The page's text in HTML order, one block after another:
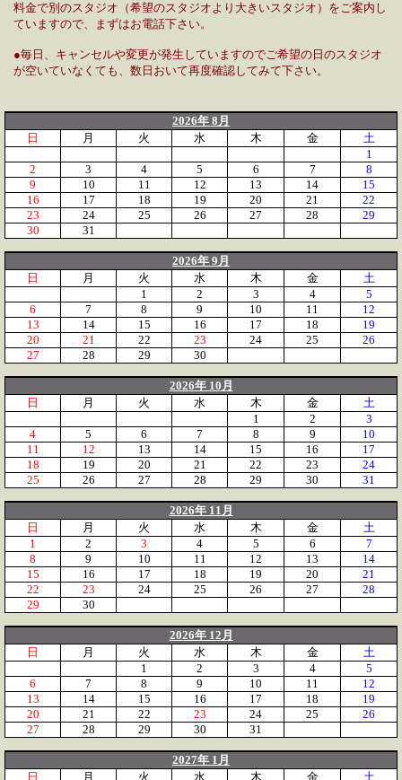
料金で別のスタジオ（希望のスタジオより大きいスタジオ）をご案内し
ていますので、まずはお電話下さい。
●毎日、キャンセルや変更が発生していますのでご希望の日のスタジオ
が空いていなくても、数日おいて再度確認してみて下さい。
2026年 8月
日
月 火 水 木 金
土
1
2
3 4 5 6 7
8
9
10 11 12 13 14
15
16
17 18 19 20 21
22
23
24 25 26 27 28
29
30
31
2026年 9月
日
月 火 水 木 金
土
1
2 3 4
5
6
7 8 9 10 11
12
13
14 15 16 17 18
19
20
21 22 23 24 25
26
27
28 29 30
2026年 10月
日
月 火 水 木 金
土
1
2
3
4
5 6 7 8 9
10
11
12 13 14 15 16
17
18
19 20 21 22 23
24
25
26 27 28 29 30 31
2026年 11月
日
月 火 水 木 金
土
1
2 3 4 5 6
7
8
9 10 11 12 13
14
15
16 17 18 19 20
21
22
23 24 25 26 27
28
29
30
2026年 12月
日
月 火 水 木 金
土
1
2 3 4
5
6
7 8 9 10 11
12
13
14 15 16 17 18
19
20
21 22 23 24 25
26
27
28 29 30 31
2027年 1月
日
月 火 水 木 金
土